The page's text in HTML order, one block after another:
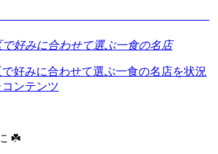
で好みに合わせて選ぶ一食の名店
好みに合わせて選ぶ一食の名店を状況
ンテンツ
☘️